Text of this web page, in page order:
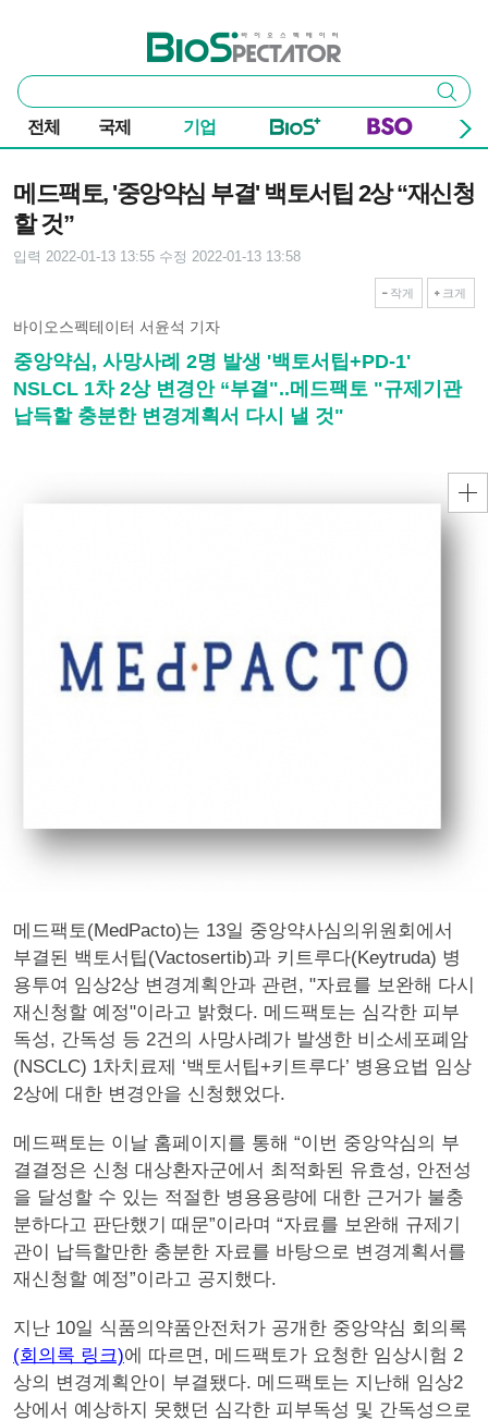
바이오스펙테이터
통
합
검
색
검색
전체 국제 기업
메드팩토, '중앙약심 부결' 백토서팁 2상 “재신청
할 것”
입력 2022-01-13 13:55 수정 2022-01-13 13:58
작게 크게
바이오스펙테이터 서윤석 기자
중앙약심, 사망사례 2명 발생 '백토서팁+PD-1'
NSLCL 1차 2상 변경안 “부결"..메드팩토 "규제기관
납득할 충분한 변경계획서 다시 낼 것"
메드팩토(MedPacto)는 13일 중앙약사심의위원회에서
부결된 백토서팁(Vactosertib)과 키트루다(Keytruda) 병
용투여 임상2상 변경계획안과 관련, "자료를 보완해 다시
재신청할 예정"이라고 밝혔다. 메드팩토는 심각한 피부
독성, 간독성 등 2건의 사망사례가 발생한 비소세포폐암
(NSCLC) 1차치료제 ‘백토서팁+키트루다’ 병용요법 임상
2상에 대한 변경안을 신청했었다.
메드팩토는 이날 홈페이지를 통해 “이번 중앙약심의 부
결결정은 신청 대상환자군에서 최적화된 유효성, 안전성
을 달성할 수 있는 적절한 병용용량에 대한 근거가 불충
분하다고 판단했기 때문”이라며 “자료를 보완해 규제기
관이 납득할만한 충분한 자료를 바탕으로 변경계획서를
재신청할 예정”이라고 공지했다.
지난 10일 식품의약품안전처가 공개한 중앙약심 회의록
(회의록 링크)에 따르면, 메드팩토가 요청한 임상시험 2
상의 변경계획안이 부결됐다. 메드팩토는 지난해 임상2
상에서 예상하지 못했던 심각한 피부독성 및 간독성으로